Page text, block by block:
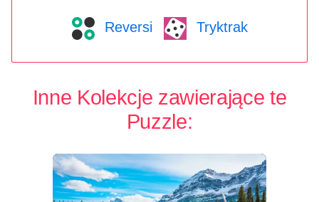
Reversi Tryktrak
Inne Kolekcje zawierające te
Puzzle: